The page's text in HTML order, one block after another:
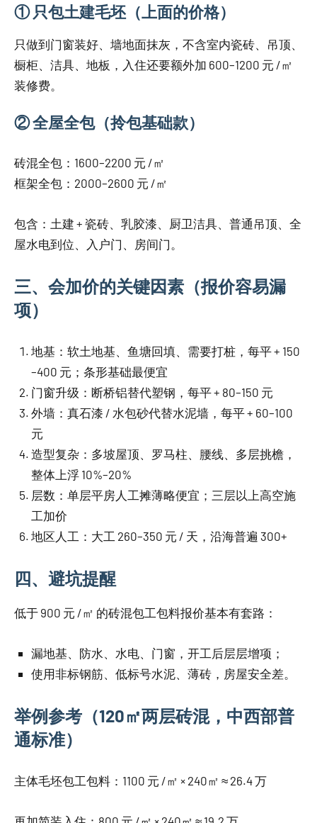
① 只包土建毛坯（上面的价格）
只做到门窗装好、墙地面抹灰，不含室内瓷砖、吊顶、
橱柜、洁具、地板，入住还要额外加 600–1200 元 /㎡
装修费。
② 全屋全包（拎包基础款）
砖混全包：1600–2200 元 /㎡
框架全包：2000–2600 元 /㎡
包含：土建 + 瓷砖、乳胶漆、厨卫洁具、普通吊顶、全
屋水电到位、入户门、房间门。
三、会加价的关键因素（报价容易漏
项）
地基：软土地基、鱼塘回填、需要打桩，每平 + 150
–400 元；条形基础最便宜
门窗升级：断桥铝替代塑钢，每平 + 80–150 元
外墙：真石漆 / 水包砂代替水泥墙，每平 + 60–100
元
造型复杂：多坡屋顶、罗马柱、腰线、多层挑檐，
整体上浮 10%–20%
层数：单层平房人工摊薄略便宜；三层以上高空施
工加价
地区人工：大工 260–350 元 / 天，沿海普遍 300+
四、避坑提醒
低于 900 元 /㎡ 的砖混包工包料报价基本有套路：
漏地基、防水、水电、门窗，开工后层层增项；
使用非标钢筋、低标号水泥、薄砖，房屋安全差。
举例参考（120㎡两层砖混，中西部普
通标准）
主体毛坯包工包料：1100 元 /㎡ × 240㎡ ≈ 26.4 万